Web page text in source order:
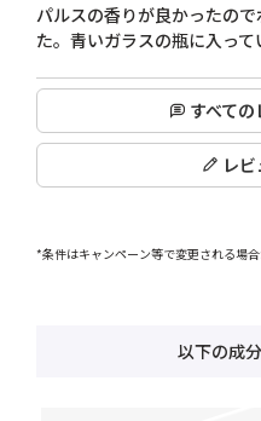
パルスの香りが良かったの
た。青いガラスの瓶に入って
すべて
レ
*条件はキャンペーン等で変更される場
以下の成